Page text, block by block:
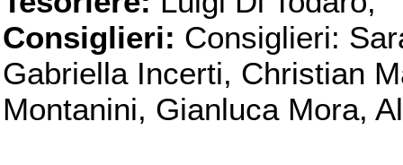
Consiglieri: Consiglieri:
Gabriella Incerti, Christian
Montanini, Gianluca Mora,